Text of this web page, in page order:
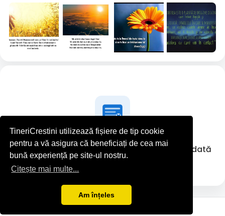
TineriCrestini utilizează fișiere de tip cookie
pentru a vă asigura că beneficiați de cea mai
bună experiență pe site-ul nostru.
Citește mai multe...
Am înțeles
Moldovan Vasile nu a postat nimic deocamdată